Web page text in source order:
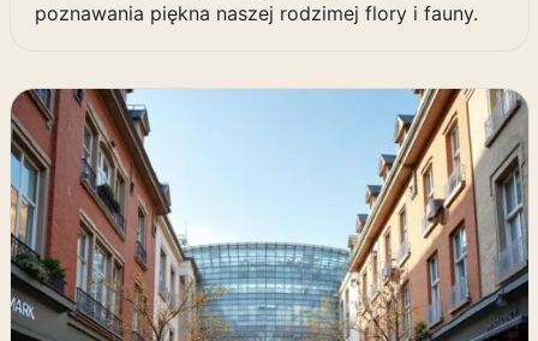
poznawania piękna naszej rodzimej flory i fauny.